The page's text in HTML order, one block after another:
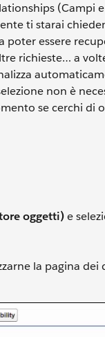
(Campi
ti starai
essere
richieste… a
non è
se cerchi di
oggetti)e
la pagina